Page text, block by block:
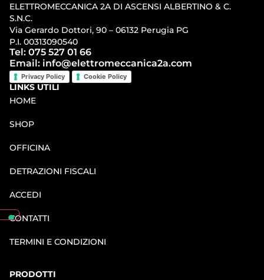
ELETTROMECCANICA 2A DI ASCENSI ALBERTINO & C.
S.N.C.
Via Gerardo Dottori, 90 – 06132 Perugia PG
P.I. 00313090540
Tel: 075 527 01 66
Email: info@elettromeccanica2a.com
Privacy Policy Cookie Policy
LINKS UTILI
HOME
SHOP
OFFICINA
DETRAZIONI FISCALI
ACCEDI
CONTATTI
TERMINI E CONDIZIONI
PRODOTTI